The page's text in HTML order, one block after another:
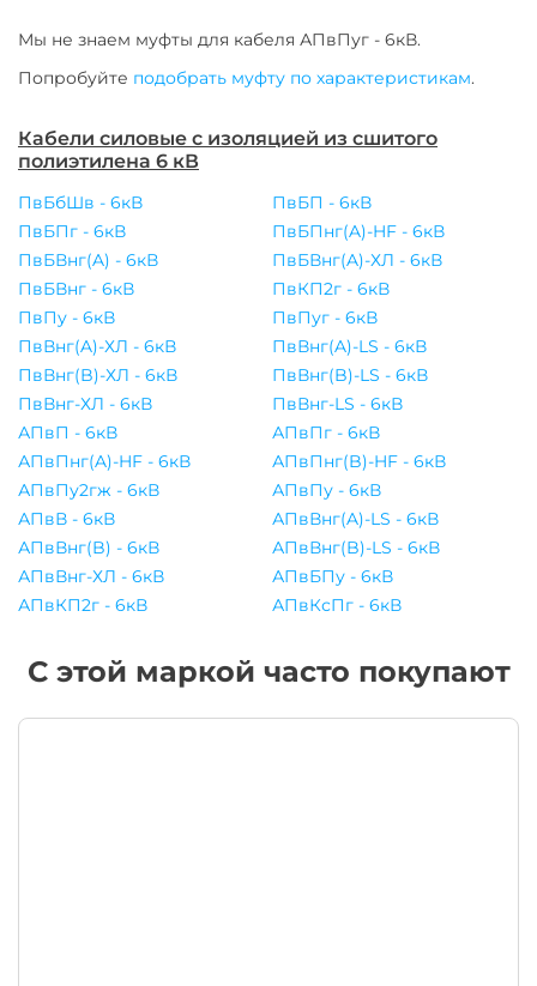
Мы не знаем муфты для кабеля АПвПуг - 6кВ.
Попробуйте подобрать муфту по характеристикам.
Кабели силовые с изоляцией из сшитого
полиэтилена 6 кВ
ПвБбШв - 6кВ
ПвБП - 6кВ
ПвБПг - 6кВ
ПвБПнг(A)-HF - 6кВ
ПвБВнг(A) - 6кВ
ПвБВнг(A)-ХЛ - 6кВ
ПвБВнг - 6кВ
ПвКП2г - 6кВ
ПвПу - 6кВ
ПвПуг - 6кВ
ПвВнг(A)-ХЛ - 6кВ
ПвВнг(A)-LS - 6кВ
ПвВнг(B)-ХЛ - 6кВ
ПвВнг(B)-LS - 6кВ
ПвВнг-ХЛ - 6кВ
ПвВнг-LS - 6кВ
АПвП - 6кВ
АПвПг - 6кВ
АПвПнг(A)-HF - 6кВ
АПвПнг(B)-HF - 6кВ
АПвПу2гж - 6кВ
АПвПу - 6кВ
АПвВ - 6кВ
АПвВнг(A)-LS - 6кВ
АПвВнг(B) - 6кВ
АПвВнг(B)-LS - 6кВ
АПвВнг-ХЛ - 6кВ
АПвБПу - 6кВ
АПвКП2г - 6кВ
АПвКсПг - 6кВ
С этой маркой часто покупают